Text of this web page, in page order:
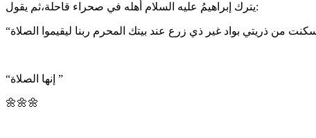
يترك إبراهيمُ عليه السلام أهله في صحراء قاحلة،ثم يقول:
“إنها الصلاة ”
🌼🌼🌼